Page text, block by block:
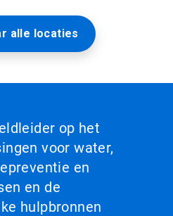
alle locaties
op het
voor water,
en
en de
hulpbronnen